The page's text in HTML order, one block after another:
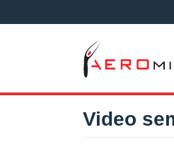
Video